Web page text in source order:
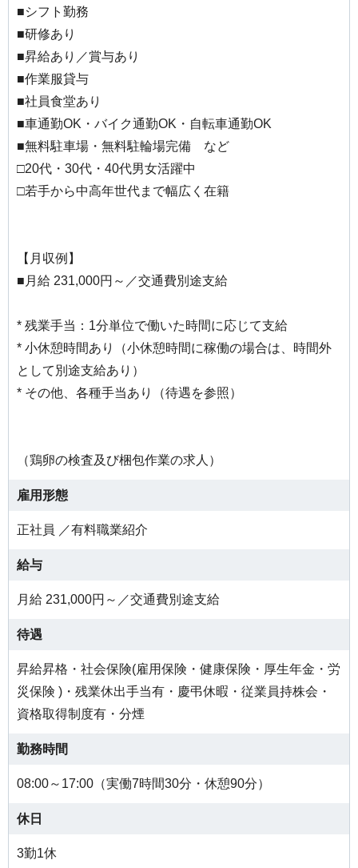
■シフト勤務
■研修あり
■昇給あり／賞与あり
■作業服貸与
■社員食堂あり
■車通勤OK・バイク通勤OK・自転車通勤OK
■無料駐車場・無料駐輪場完備 など
□20代・30代・40代男女活躍中
□若手から中高年世代まで幅広く在籍
【月収例】
■月給 231,000円～／交通費別途支給
* 残業手当：1分単位で働いた時間に応じて支給
* 小休憩時間あり（小休憩時間に稼働の場合は、時間外
として別途支給あり）
* その他、各種手当あり（待遇を参照）
（鶏卵の検査及び梱包作業の求人）
雇用形態
正社員 ／有料職業紹介
給与
月給 231,000円～／交通費別途支給
待遇
昇給昇格・社会保険(雇用保険・健康保険・厚生年金・労
災保険 )・残業休出手当有・慶弔休暇・従業員持株会・
資格取得制度有・分煙
勤務時間
08:00～17:00（実働7時間30分・休憩90分）
休日
3勤1休